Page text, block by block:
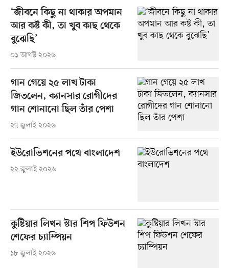
‘জীবনে কিছু না থাকার অপমান
আর কষ্ট কী, তা খুব কাছ থেকে
বুঝেছি’
০১ আগস্ট ২০২৬
গান গেয়ে ২৫ লাখ টাকা
জিতলেন, ক্যানসার রোগীদের
গান শোনানো ছিল তাঁর পেশা
২৭ জুলাই ২০২৬
ইউরোভিশনের পথে বাংলাদেশ
২২ জুলাই ২০২৬
কুষ্টিয়ার লিখন স্টার শিপ ফিউশন
শেফের চ্যাম্পিয়ন
১৮ জুলাই ২০২৬